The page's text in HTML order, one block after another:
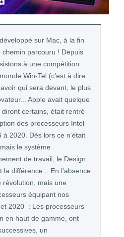
sur Mac, à la fin
parcouru ! Depuis
à une compétition
Win-Tel (c'est à dire
qui sera devant, le plus
Apple avait quelque
certains, était rentré
des processeurs Intel
à 2020. Dès lors ce n'était
le système
de travail, le Design
la différence... En l'absence
mais une
équipant nos
2020 : Les processeurs
en haut de gamme, ont
un